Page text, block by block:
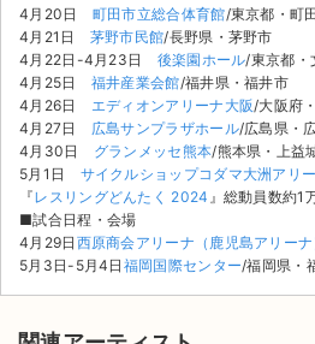
お知らせ
4月20日 町田市立総合体育館/東京都・町
4月21日 茅野市民館/長野県・茅野市
4月22日-4月23日 後楽園ホール/東京都・
4月25日 福井産業会館/福井県・福井市
4月26日 エディオンアリーナ大阪/大阪府
4月27日 広島サンプラザホール/広島県・
4月30日 グランメッセ熊本/熊本県・上益
5月1日 サイクルショップコダマ大洲アリ
『レスリングどんたく 2024 』総動員数約1
■試合日程・会場
4月29日 西原商会アリーナ（鹿児島アリーナ
5月3日-5月4日 福岡国際センター/福岡県・